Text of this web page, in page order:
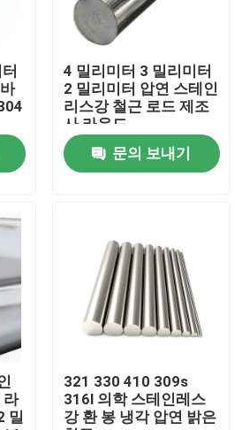
튜브
이트 시트
4 밀리미터 3 밀리미터
2 밀리미터 압연 스테인
리스강 철근 로드 제조
사 라운드
문의 보내기
라
밀
321 330 410 309s
316l 의학 스테인레스
강 환 봉 냉각 압연 밝은